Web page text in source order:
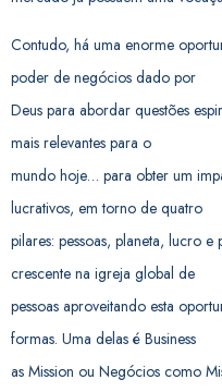
Contudo, há uma enorme
poder de negócios dado por
Deus para abordar questões
mais relevantes para o
mundo hoje… para obter um
lucrativos, em torno de quatro
pilares: pessoas, planeta, lucro
crescente na igreja global de
pessoas aproveitando esta
formas. Uma delas é Business
as Mission ou Negócios como